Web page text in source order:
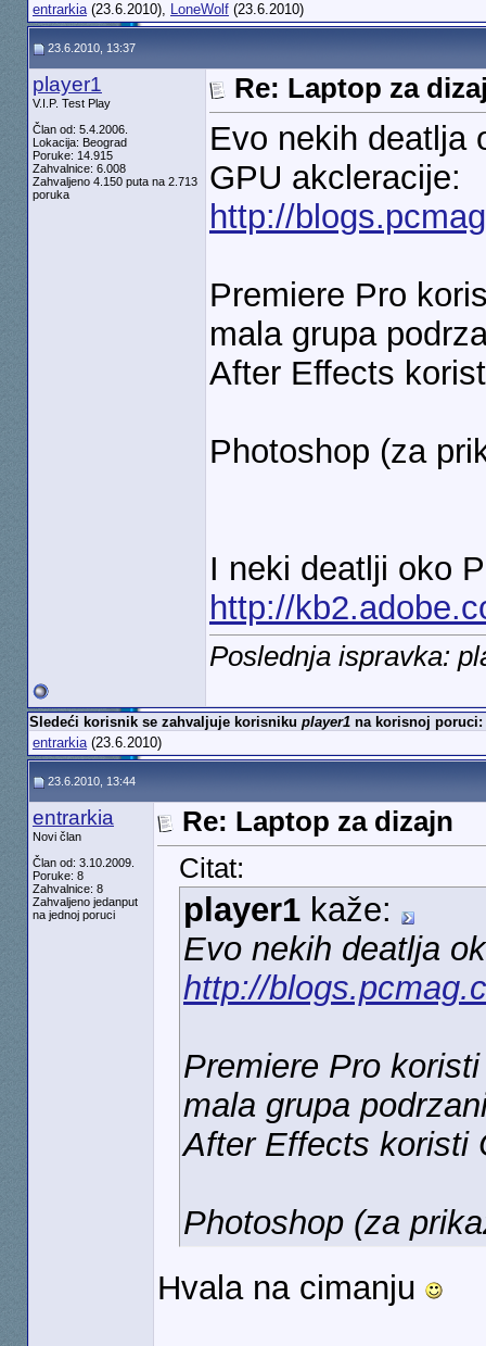
entrarkia(23.6.2010), LoneWolf(23.6.2010)
23.6.2010, 13:37
player1
V.I.P. Test Play
Član od: 5.4.2006.
Lokacija: Beograd
Poruke: 14.915
Zahvalnice: 6.008
Zahvaljeno 4.150 puta na 2.713
poruka
Re: Laptop za
Evo nekih deatlja
GPU akcleracije:
http://
Premiere Pro
mala grupa
After Effects
Photoshop (za
I neki deatlji oko
http://
Poslednja ispravka:
Sledeći korisnik se zahvaljuje korisniku player1na korisnoj poruci:
entrarkia(23.6.2010)
23.6.2010, 13:44
entrarkia
Novi član
Član od: 3.10.2009.
Poruke: 8
Zahvalnice: 8
Zahvaljeno jedanput
na jednoj poruci
Re: Laptop za dizajn
Citat:
player1kaže:
Evo nekih deatlja
http://
Premiere Pro
mala grupa
After Effects koristi
Photoshop (za
Hvala na cimanju